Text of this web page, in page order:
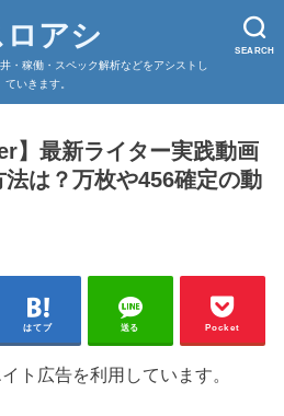
SEARCH
ロアシ
・稼働・スペック解析などをアシストし
ていきます。
】最新ライター実践動画
は？万枚や456確定の動
はてブ 送る Pocket
ト広告を利用しています。